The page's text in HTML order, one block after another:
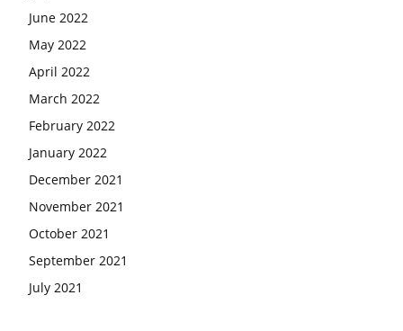
June 2022
May 2022
April 2022
March 2022
February 2022
January 2022
December 2021
November 2021
October 2021
September 2021
July 2021